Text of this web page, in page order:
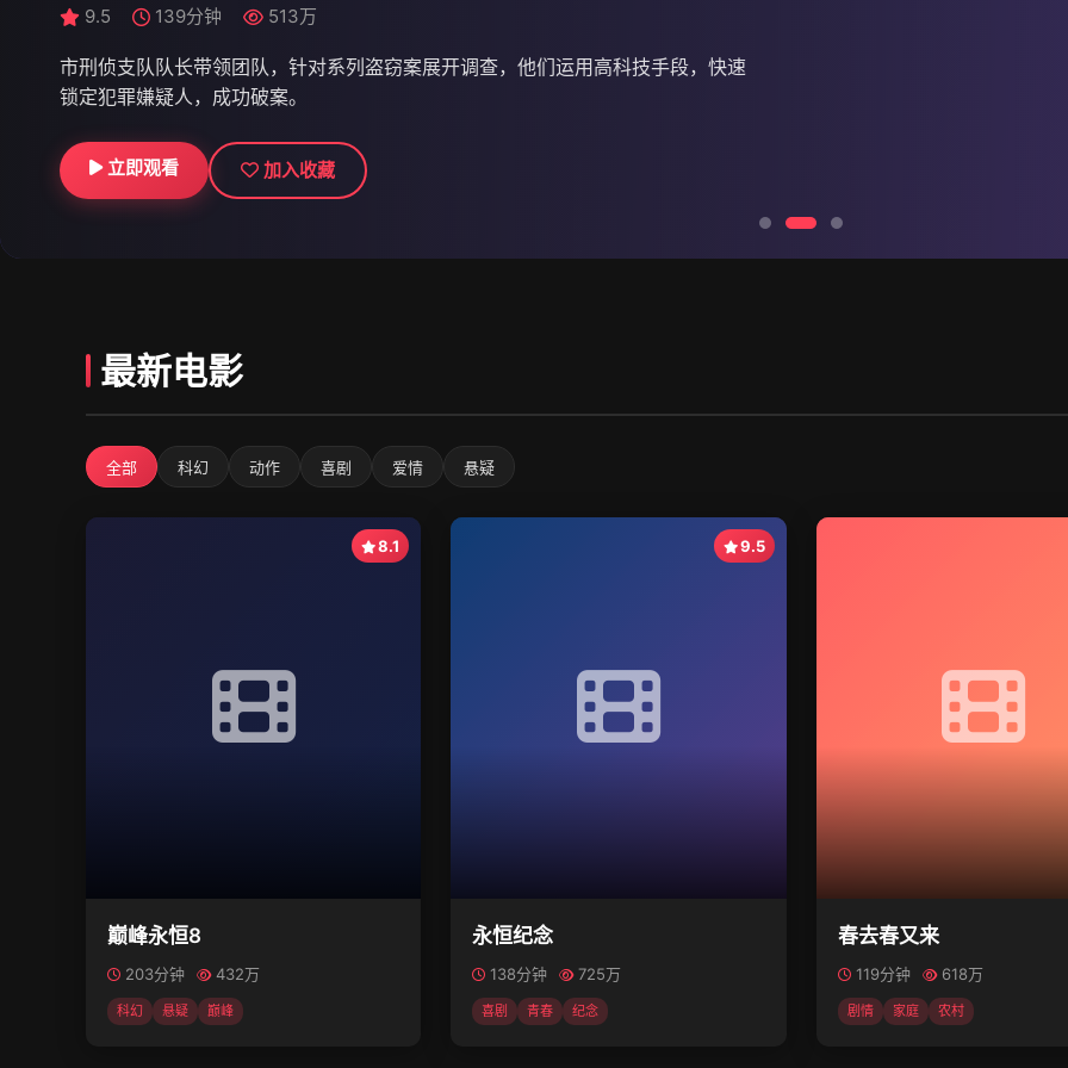
9.6 139分钟 787万
立即观看 加入收藏
9.5 139分钟 513万
市刑侦支队队长带领团队，针对系列盗窃案展开调查，他们运用高科技手段，快速
锁定犯罪嫌疑人，成功破案。
立即观看 加入收藏
9.8 56集 | 更新至48集
张无忌与赵敏退隐江湖后，明教内部出现分裂，江湖再起纷争，两人被迫重返江
湖，化解危机，维护武林和平。
立即观看 加入收藏
最新电影
全部 科幻 动作 喜剧 爱情 悬疑
8.1
巅峰永恒8
203分钟 432万
科幻 悬疑 巅峰
9.5
永恒纪念
138分钟 725万
喜剧 青春 纪念
春去春又来
119分钟 618万
剧情 家庭 农村